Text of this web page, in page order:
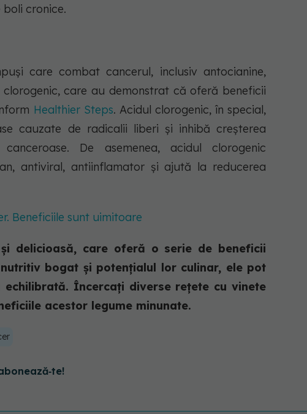
cronice.
care combat cancerul, inclusiv antocianine,
care au demonstrat că oferă beneficii
Healthier Steps. Acidul clorogenic, în special,
cauzate de radicalii liberi și inhibă creșterea
De asemenea, acidul clorogenic
antiviral, antiinflamator și ajută la reducerea
Beneficiile sunt uimitoare
delicioasă, care oferă o serie de beneficii
bogat și potențialul lor culinar, ele pot
Încercați diverse rețete cu vinete
acestor legume minunate.